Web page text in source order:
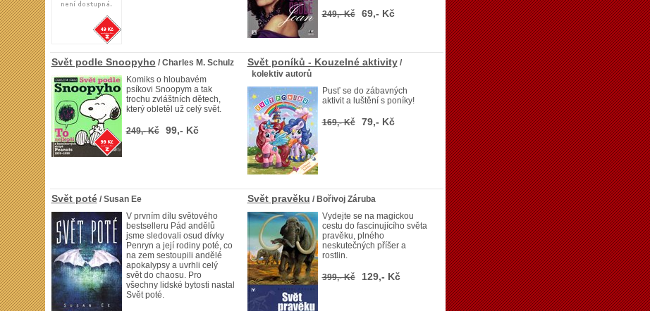
249,- Kč 69,- Kč
Svět podle Snoopyho / Charles M. Schulz
Komiks o hloubavém
psíkovi Snoopym a tak
trochu zvláštních dětech,
který obletěl už celý svět.
249,- Kč 99,- Kč
Svět poníků - Kouzelné aktivity/
kolektiv autorů
Pusť se do zábavných
aktivit a luštění s poníky!
169,- Kč 79,- Kč
Svět poté/ Susan Ee
V prvním dílu světového
bestselleru Pád andělů
jsme sledovali osud dívky
Penryn a její rodiny poté, co
na zem sestoupili andělé
apokalypsy a uvrhli celý
svět do chaosu. Pro
všechny lidské bytosti nastal
Svět poté.
Svět pravěku / Bořivoj Záruba
Vydejte se na magickou
cestu do fascinujícího světa
pravěku, plného
neskutečných příšer a
rostlin.
399,- Kč 129,- Kč